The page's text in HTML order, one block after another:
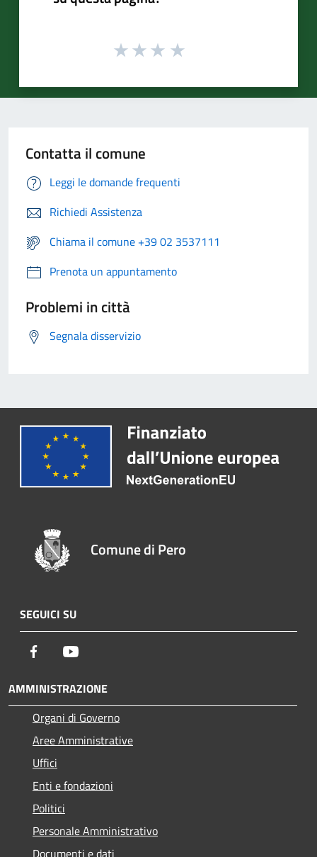
Contatta il comune
Leggi le domande frequenti
Richiedi Assistenza
Chiama il comune +39 02 3537111
Prenota un appuntamento
Problemi in città
Segnala disservizio
Comune di Pero
SEGUICI SU
Facebook
AMMINISTRAZIONE
Organi di Governo
Aree Amministrative
Uffici
Enti e fondazioni
Politici
Personale Amministrativo
Documenti e dati